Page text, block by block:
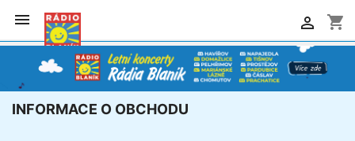
 shopping_cart

INFORMACE O OBCHODU